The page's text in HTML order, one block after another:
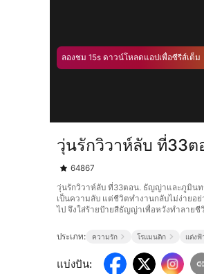
ลองชม 15s ดาวน์โหลดแอปเพื่อซีรีส์เต็ม
วุ่นรักวิวาห์ลับ ที่33ต
64867
วุ่นรักวิวาห์ลับ ที่33ตอน. ธัญญ่าและภูมินท
เป็นความลับ แต่ชีวิตทำงานกลับไม่ง่ายอ
ไป จึงใส่ร้ายป้ายสีธัญญ่าเพื่อหวังทำลายชี
ประเภท: ความรัก โรแมนติก แต่งฟ้
แบ่งปัน: